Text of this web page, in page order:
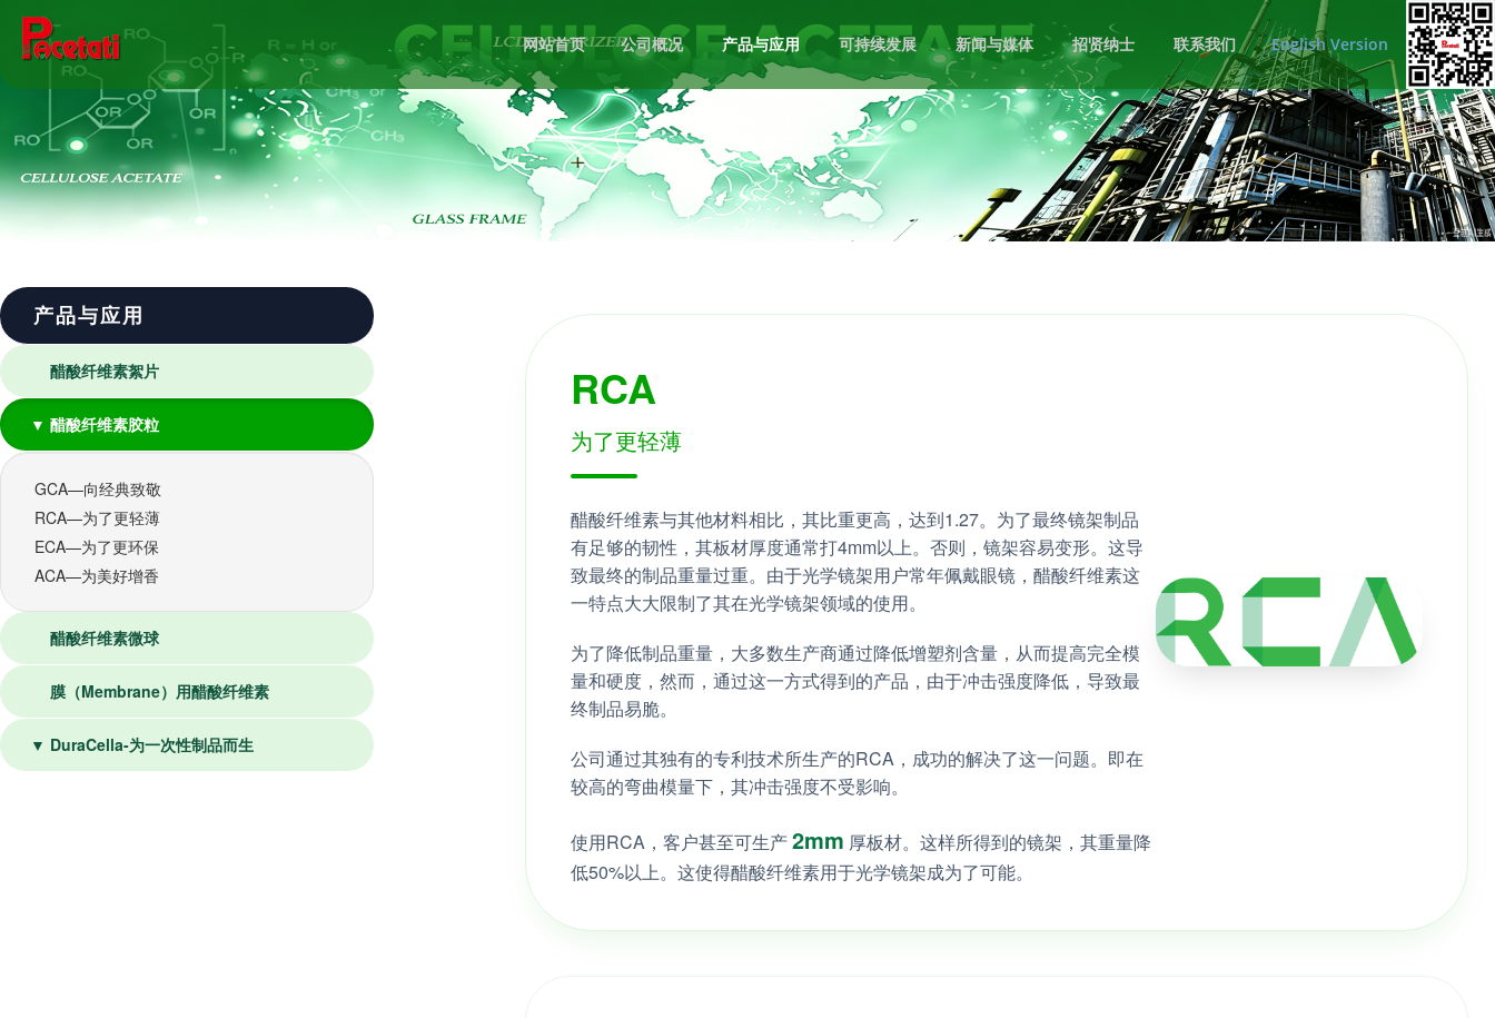
网站首页 公司概况 产品与应用 可持续发展 新闻与媒体 招贤纳士 联系我们 English Version
产品与应用
醋酸纤维素絮片
▼ 醋酸纤维素胶粒
GCA—向经典致敬
RCA—为了更轻薄
ECA—为了更环保
ACA—为美好增香
醋酸纤维素微球
膜（Membrane）用醋酸纤维素
▼ DuraCella-为一次性制品而生
RCA
为了更轻薄
醋酸纤维素与其他材料相比，其比重更高，达到1.27。为了最终镜架制品
有足够的韧性，其板材厚度通常打4mm以上。否则，镜架容易变形。这导
致最终的制品重量过重。由于光学镜架用户常年佩戴眼镜，醋酸纤维素这
一特点大大限制了其在光学镜架领域的使用。
为了降低制品重量，大多数生产商通过降低增塑剂含量，从而提高完全模
量和硬度，然而，通过这一方式得到的产品，由于冲击强度降低，导致最
终制品易脆。
公司通过其独有的专利技术所生产的RCA，成功的解决了这一问题。即在
较高的弯曲模量下，其冲击强度不受影响。
使用RCA，客户甚至可生产2mm 厚板材。这样所得到的镜架，其重量降
低50%以上。这使得醋酸纤维素用于光学镜架成为了可能。